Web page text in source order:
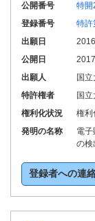
公開番号
特
登録番号
特許
出願日
公開日
出願人
国
特許権者
国
権利化状況
権利
発明の名称
電
の検
登録者への連